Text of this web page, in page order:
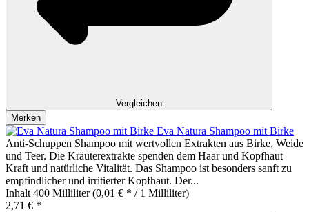
Vergleichen
Merken
Eva Natura Shampoo mit Birke
Anti-Schuppen Shampoo mit wertvollen Extrakten aus Birke, Weide
und Teer. Die Kräuterextrakte spenden dem Haar und Kopfhaut
Kraft und natürliche Vitalität. Das Shampoo ist besonders sanft zu
empfindlicher und irritierter Kopfhaut. Der...
Inhalt 400 Milliliter(0,01 € * / 1 Milliliter)
2,71 € *